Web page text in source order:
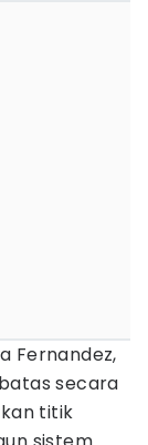
Fernandez,
secara
titik